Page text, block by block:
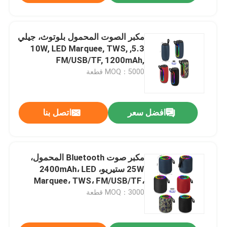
مكبر الصوت المحمول بلوتوث، جيلي
5.3, 10W, LED Marquee, TWS,
FM/USB/TF, 1200mAh,
ABS+Cloth
MOQ：5000 قطعة
افضل سعر اتصل بنا
مكبر صوت Bluetooth المحمول،
25W ستيريو، 2400mAh، LED
Marquee، TWS، FM/USB/TF،
ABS+Cloth
MOQ：3000 قطعة